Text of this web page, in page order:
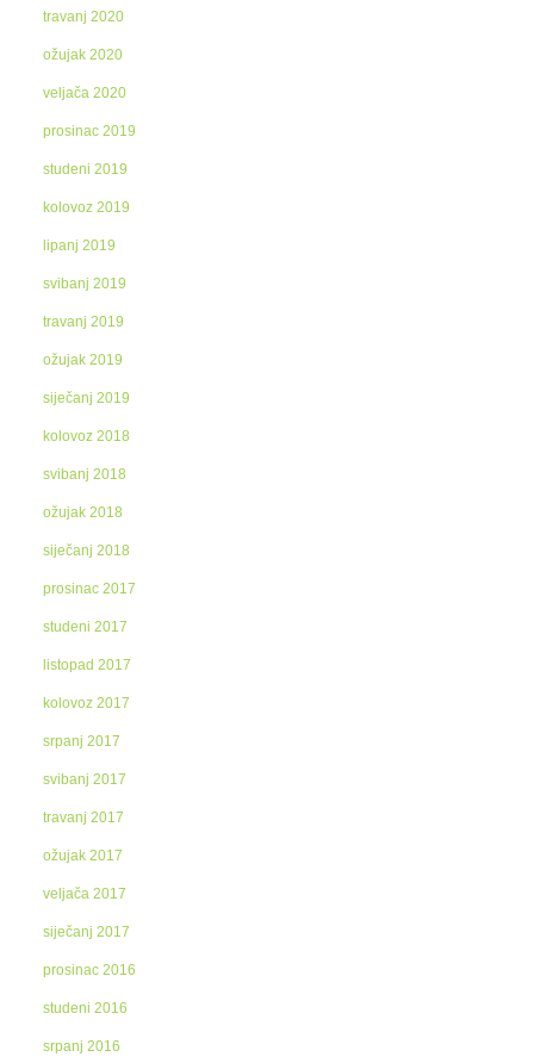
travanj 2020
ožujak 2020
veljača 2020
prosinac 2019
studeni 2019
kolovoz 2019
lipanj 2019
svibanj 2019
travanj 2019
ožujak 2019
siječanj 2019
kolovoz 2018
svibanj 2018
ožujak 2018
siječanj 2018
prosinac 2017
studeni 2017
listopad 2017
kolovoz 2017
srpanj 2017
svibanj 2017
travanj 2017
ožujak 2017
veljača 2017
siječanj 2017
prosinac 2016
studeni 2016
srpanj 2016